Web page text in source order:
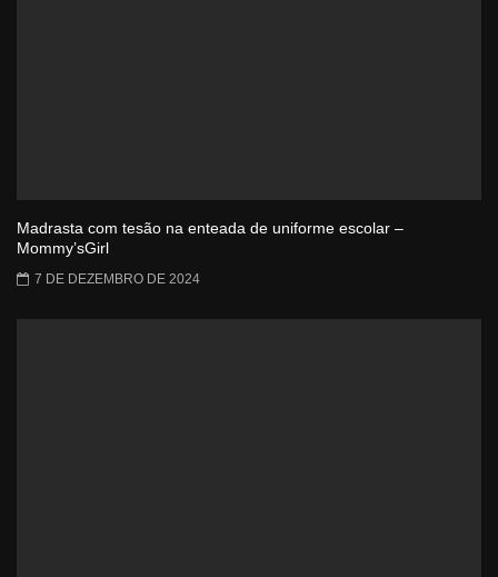
Madrasta com tesão na enteada de uniforme escolar –
Mommy’sGirl
7 DE DEZEMBRO DE 2024